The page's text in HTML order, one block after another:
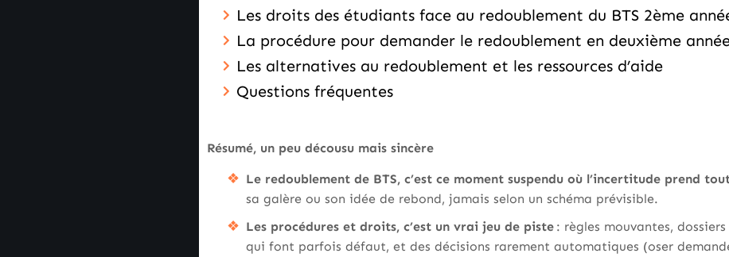
Les droits des étudiants face au redoublement du BTS 2ème
La procédure pour demander le redoublement en deuxième
Les alternatives au redoublement et les ressources d’aide
Questions fréquentes
Résumé, un peu décousu mais sincère
Le redoublement de BTS, c’est ce moment suspendu où l’incertitude prend
sa galère ou son idée de rebond, jamais selon un schéma prévisible.
Les procédures et droits, c’est un vrai jeu de piste : règles mouvantes,
qui font parfois défaut, et des décisions rarement automatiques (oser